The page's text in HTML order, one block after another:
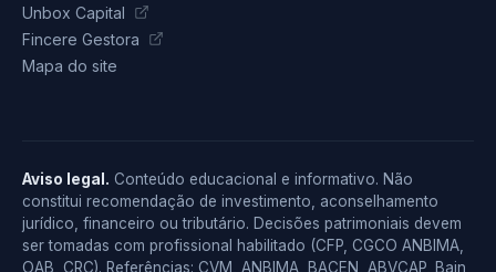
Unbox Capital
Fincere Gestora
Mapa do site
Aviso legal. Conteúdo educacional e informativo. Não
constitui recomendação de investimento, aconselhamento
jurídico, financeiro ou tributário. Decisões patrimoniais devem
ser tomadas com profissional habilitado (CFP, CGCO ANBIMA,
OAB, CRC). Referências: CVM, ANBIMA, BACEN, ABVCAP, Bain